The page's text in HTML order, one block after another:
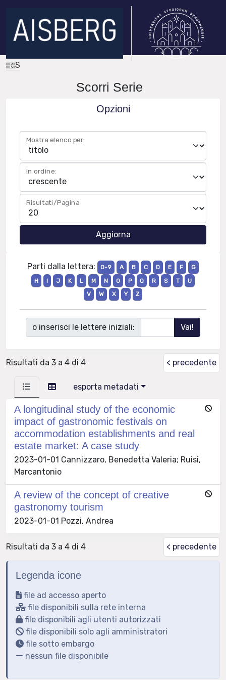
IRIS
Scorri Serie
Opzioni
Mostra elenco per:
in ordine:
Risultati/Pagina
Parti dalla lettera: 0-9 A B C D E F
G
H
I J K L M N O P Q R S T
U
V
W X Y Z
o inserisci le lettere iniziali:
Risultati da 3 a 4 di 4 < precedente
esporta metadati
A longitudinal study of the economic
impact of gastronomic festivals on
accommodation establishments and real
estate market: A case study
2023-01-01 Cannizzaro, Benedetta Valeria; Ruisi,
Marcantonio
A review of the concept of creative
gastronomy tourism
2023-01-01 Pozzi, Andrea
Risultati da 3 a 4 di 4 < precedente
Legenda icone
file ad accesso aperto
file disponibili sulla rete interna
file disponibili agli utenti autorizzati
file disponibili solo agli amministratori
file sotto embargo
nessun file disponibile